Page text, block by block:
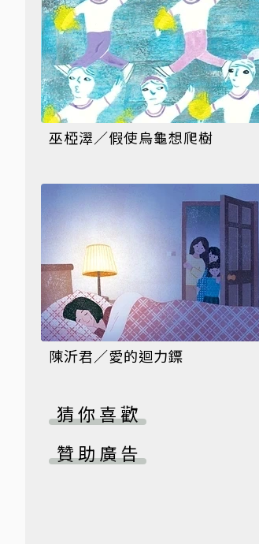
巫椏濢／假使烏龜想爬樹
陳沂君／愛的迴力鏢
猜你喜歡
贊助廣告